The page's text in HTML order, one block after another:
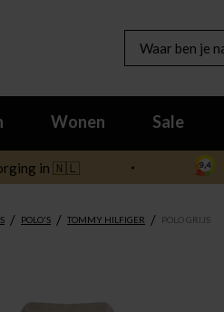
Wonen Sale
in 🇳🇱
/ POLO'S / TOMMY HILFIGER / POLO GRIJS